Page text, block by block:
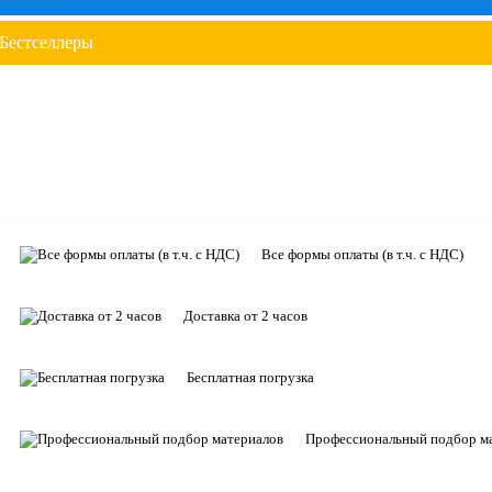
Бестселлеры
Все формы оплаты (в т.ч. с НДС)
Доставка от 2 часов
Бесплатная погрузка
Профессиональный подбор